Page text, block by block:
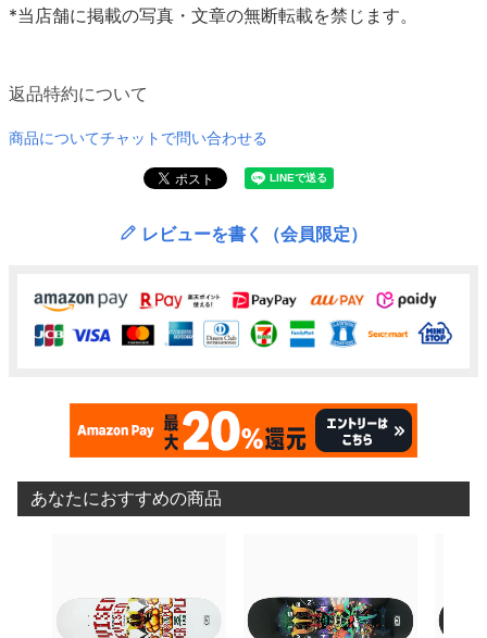
*当店舗に掲載の写真・文章の無断転載を禁じます。
返品特約について
商品についてチャットで問い合わせる
レビューを書く（会員限定）
あなたにおすすめの商品